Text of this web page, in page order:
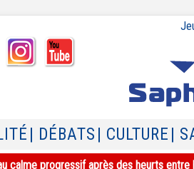
| DÉBATS | CULTURE |
calme progressif après des heurts entre